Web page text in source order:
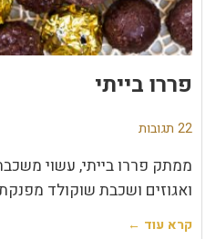
פררו בייתי
22 תגובות
ממתק פררו בייתי, עשוי
ואגוזים ושכבת שוקולד
קרא עוד ←